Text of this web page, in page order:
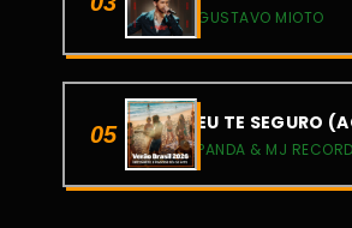
GUSTAVO MIOTO
05 EU TE SEGURO
PANDA & MJ